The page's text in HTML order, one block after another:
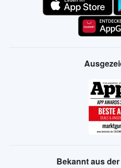
Bekannt aus